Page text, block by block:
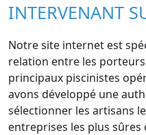
INTERVENANT
Notre site internet est
relation entre les
principaux piscinistes
avons développé une
sélectionner les artisans
entreprises les plus